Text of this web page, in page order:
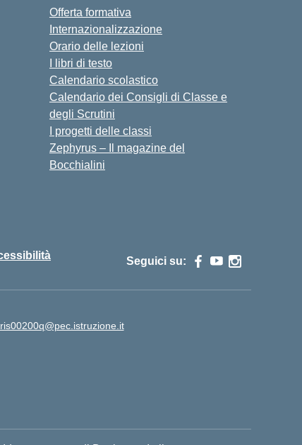
Offerta formativa
Internazionalizzazione
Orario delle lezioni
I libri di testo
Calendario scolastico
Calendario dei Consigli di Classe e
degli Scrutini
I progetti delle classi
Zephyrus – Il magazine del
Bocchialini
Seguici su: